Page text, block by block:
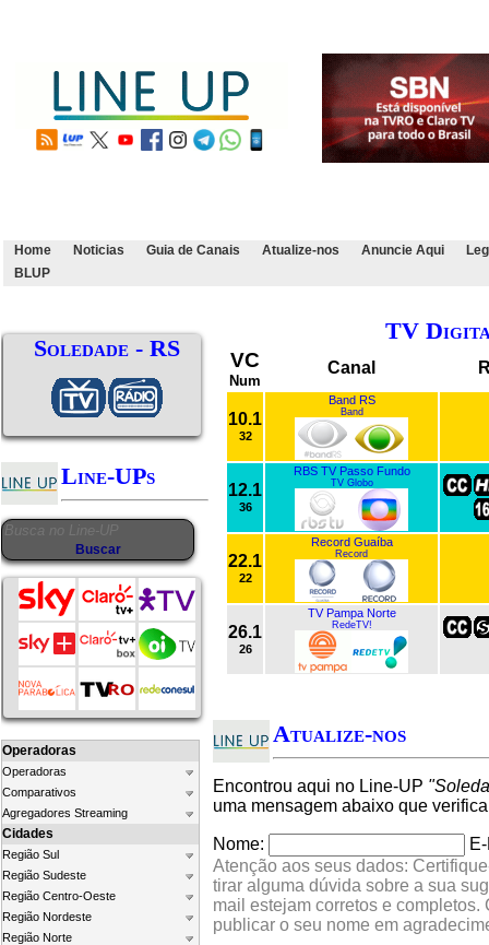
Home Noticias Guia de Canais Atualize-nos Anuncie Aqui
BLUP
Soledade - RS
Line-UPs
Operadoras
Operadoras
Comparativos
Agregadores Streaming
Cidades
Região Sul
Região Sudeste
Região Centro-Oeste
Região Nordeste
Região Norte
TV
VC
Num
Canal
10.1
32
Band RS
Band
12.1
36
RBS TV Passo Fundo
TV Globo
22.1
22
Record Guaíba
Record
26.1
26
TV Pampa Norte
RedeTV!
Atualize-nos
Encontrou aqui no Line-UP
uma mensagem abaixo que
Nome:
Atenção aos seus dados:
tirar alguma dúvida sobre a sua
mail estejam corretos e
publicar o seu nome em